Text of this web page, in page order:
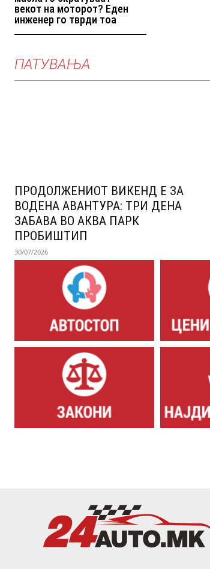
векот на моторот? Еден
инженер го тврди тоа
ПАТУВАЊА
ПРОДОЛЖЕНИОТ ВИКЕНД Е ЗА
ВОДЕНА АВАНТУРА: ТРИ ДЕНА
ЗАБАВА ВО АКВА ПАРК
ПРОБИШТИП
30/07/2026